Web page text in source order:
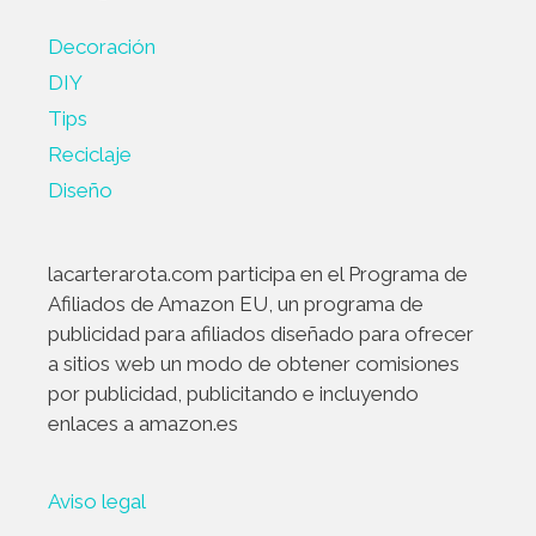
Decoración
DIY
Tips
Reciclaje
Diseño
lacarterarota.com participa en el Programa de
Afiliados de Amazon EU, un programa de
publicidad para afiliados diseñado para ofrecer
a sitios web un modo de obtener comisiones
por publicidad, publicitando e incluyendo
enlaces a amazon.es
Aviso legal